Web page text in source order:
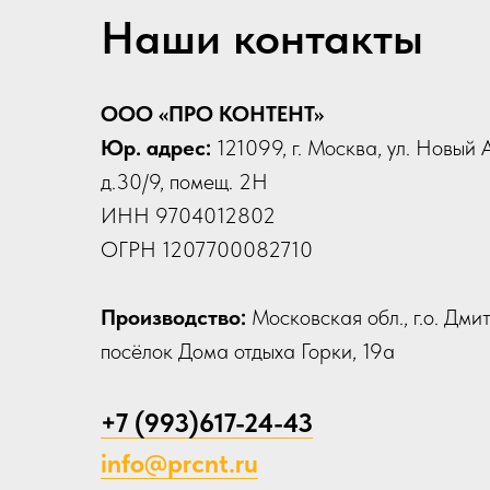
Наши контакты
ООО «ПРО КОНТЕНТ»
Юр. адрес: 121099, г. Москва, ул. Новый
д.30/9, помещ. 2Н
ИНН 9704012802
ОГРН 1207700082710
Производство: Московская обл., г.о.
посёлок Дома отдыха Горки, 19а
+7 (993)617-24-43
info@prcnt.ru